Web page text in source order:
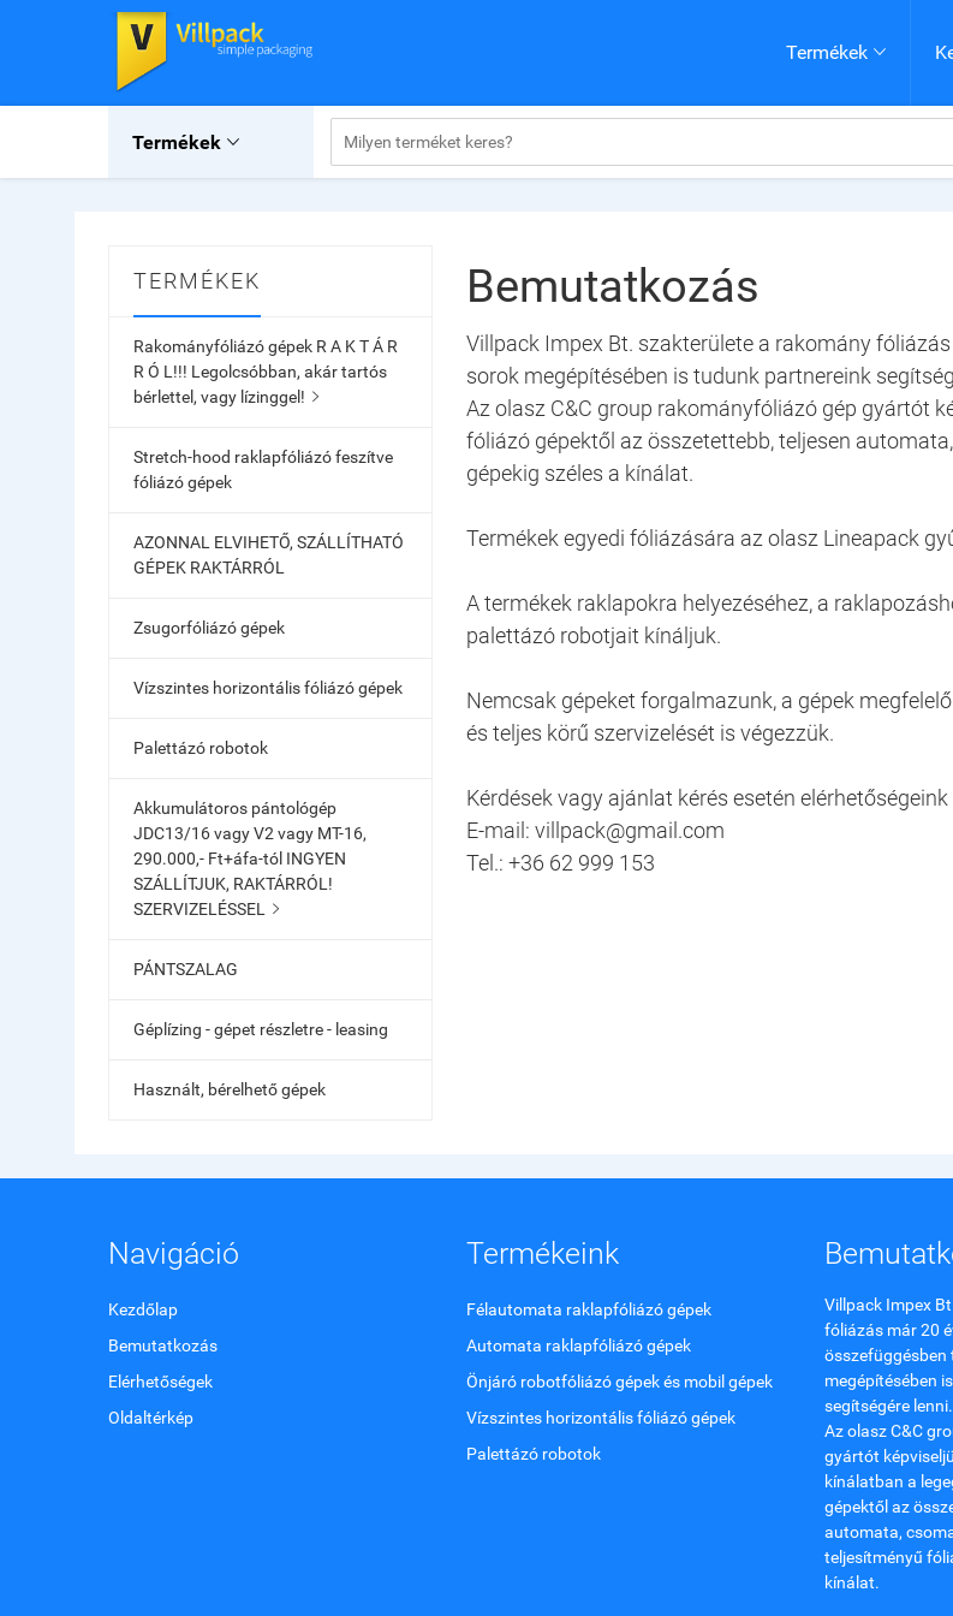
Termékek 
Termékek 
TERMÉKEK
Rakományfóliázó gépek R A K T Á R
R Ó L!!! Legolcsóbban, akár tartós
bérlettel, vagy lízinggel! 
Stretch-hood raklapfóliázó feszítve
fóliázó gépek
AZONNAL ELVIHETŐ, SZÁLLÍTHATÓ
GÉPEK RAKTÁRRÓL
Zsugorfóliázó gépek
Vízszintes horizontális fóliázó gépek
Palettázó robotok
Akkumulátoros pántológép
JDC13/16 vagy V2 vagy MT-16,
290.000,- Ft+áfa-tól INGYEN
SZÁLLÍTJUK, RAKTÁRRÓL!
SZERVIZELÉSSEL

PÁNTSZALAG
Géplízing - gépet részletre - leasing
Használt, bérelhető gépek
Bemutatkozás
Villpack Impex Bt. szakterülete a rakomány
sorok megépítésében is tudunk partnereink
Az olasz C&C group rakományfóliázó gép gyártót
fóliázó gépektől az összetettebb, teljesen
gépekig széles a kínálat.
Termékek egyedi fóliázására az olasz Lineapack
A termékek raklapokra helyezéséhez, a
palettázó robotjait kínáljuk.
Nemcsak gépeket forgalmazunk, a gépek
és teljes körű szervizelését is végezzük.
Kérdések vagy ajánlat kérés esetén
E-mail: villpack@gmail.com
Tel.: +36 62 999 153
Navigáció
Kezdőlap
Bemutatkozás
Elérhetőségek
Oldaltérkép
Termékeink
Félautomata raklapfóliázó gépek
Automata raklapfóliázó gépek
Önjáró robotfóliázó gépek és mobil gépek
Vízszintes horizontális fóliázó gépek
Palettázó robotok
Villpack Impex
fóliázás már 20
összefüggésben
megépítésében
segítségére lenni.
Az olasz C&C
gyártót
kínálatban a
gépektől az
automata,
teljesítményű
kínálat.